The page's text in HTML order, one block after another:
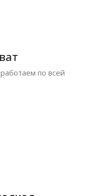
по всей